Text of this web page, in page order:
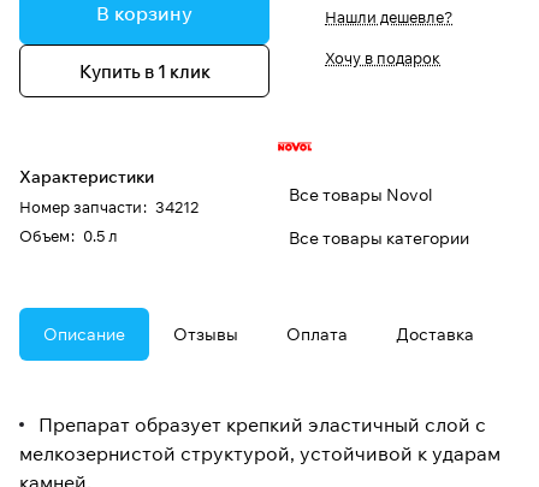
В корзину
Купить в 1 клик
Характеристики
Номер запчасти: 34212
Oбъем: 0.5 л
Нашли дешевле?
Хочу в подарок
Все товары Novol
Все товары категории
Описание Отзывы Оплата Доставка
Препарат образует крепкий эластичный слой с
мелкозернистой структурой, устойчивой к ударам